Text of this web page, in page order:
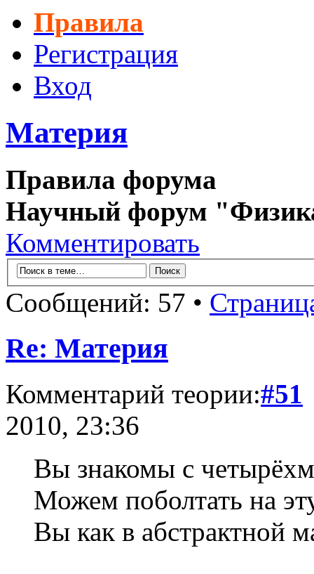
Правила
Регистрация
Вход
Материя
Правила форума
Научный форум
Комментировать
Сообщений: 57 •
Re: Материя
Комментарий теории:#51
2010, 23:36
Вы знакомы с
Можем поболтать на
Вы как в абстрактной